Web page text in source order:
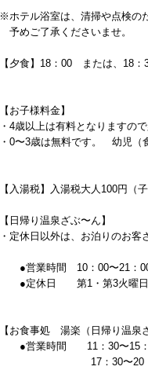
※ホテル浴室は、清掃や点検の
予めご了承くださいませ。
【夕食】18：00 または、18：
【お子様料金】
・4歳以上は有料となりますの
・0〜3歳は無料です。 幼児（
【入湯税】入湯税大人100円（
【日帰り温泉ざぶ〜ん】
・定休日以外は、お泊りのお客
●営業時間 10：00〜21：00
●定休日 第1・第3火曜日（
【お食事処 湯楽（日帰り温泉
●営業時間 11：30〜15：00
17：30〜20：30（ラ